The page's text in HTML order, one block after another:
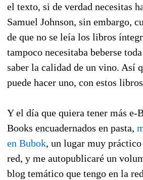
el texto, si de verdad necesitas
Samuel Johnson, sin embargo,
de que no se leía los libros
tampoco necesitaba beberse
saber la calidad de un vino. Así
puede hacer uno, con estos
Y el día que quiera tener más e-
Books encuadernados en pasta,
en Bubok, un lugar muy
red, y me autopublicaré un
blog temático que tengo en la